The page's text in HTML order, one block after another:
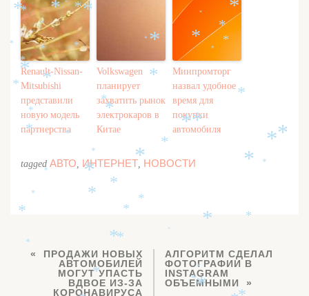
Renault-Nissan-
Mitsubishi
представили
новую модель
партнерства
Volkswagen
планирует
захватить рынок
электрокаров в
Китае
Минпромторг
назвал удобное
время для
покупки
автомобиля
tagged АВТО, ИНТЕРНЕТ, НОВОСТИ
ПРОДАЖИ НОВЫХ
АВТОМОБИЛЕЙ
МОГУТ УПАСТЬ
ВДВОЕ ИЗ-ЗА
КОРОНАВИРУСА
АЛГОРИТМ СДЕЛАЛ
ФОТОГРАФИИ В
INSTAGRAM
ОБЪЕМНЫМИ
*
*
*
**
*
*
*
*
*
*
*
*
*
*
*
*
*
*
*
*
*
*
*
*
* *
* *
*
*
*
*
*
*
*
*
*
*
*
*
*
*
*
*
*
*
*
*
*
*
*
*